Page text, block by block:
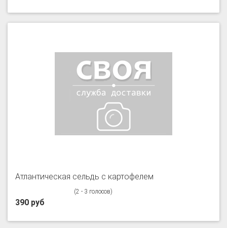
Атлантическая сельдь с картофелем
(2 - 3 голосов)
390 руб